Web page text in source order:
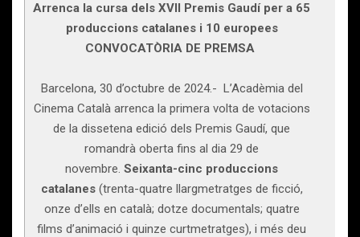
Arrenca la cursa dels XVII Premis Gaudí per a 65
produccions catalanes i 10 europees
CONVOCATÒRIA DE PREMSA
Barcelona, 30 d’octubre de 2024.- L’Acadèmia del
Cinema Català arrenca la primera volta de votacions
de la dissetena edició dels Premis Gaudí, que
romandrà oberta fins al dia 29 de
novembre. Seixanta-cinc produccions
catalanes(trenta-quatre llargmetratges de ficció,
onze d’ells en català; dotze documentals; quatre
films d’animació i quinze curtmetratges), i més deu